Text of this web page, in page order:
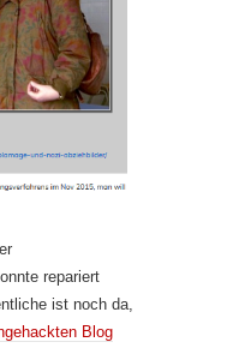
repariert
ist noch da,
Blog